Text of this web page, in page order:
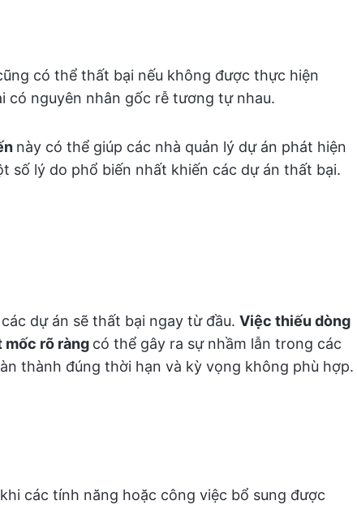
có thể thất bại nếu không được thực hiện
có nguyên nhân gốc rễ tương tự nhau.
này có thể giúp các nhà quản lý dự án phát hiện
số lý do phổ biến nhất khiến các dự án thất bại.
dự án sẽ thất bại ngay từ đầu. Việc thiếu dòng
mốc rõ ràng có thể gây ra sự nhầm lẫn trong các
thành đúng thời hạn và kỳ vọng không phù hợp.
các tính năng hoặc công việc bổ sung được